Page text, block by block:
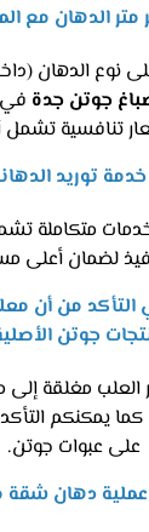
نوع الدهان
جوتن جدة
تنافسية تشمل
متكاملة
لضمان أعلى
التأكد من أن
جوتن
مغلقة إلى
يمكنكم
على عبوات جوتن.